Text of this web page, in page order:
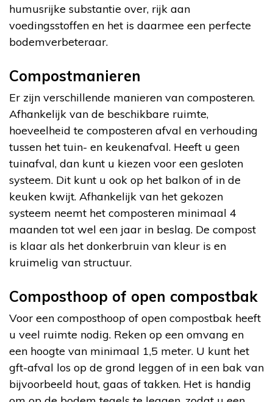
humusrijke substantie over, rijk aan
voedingsstoffen en het is daarmee een perfecte
bodemverbeteraar.
Compostmanieren
Er zijn verschillende manieren van composteren.
Afhankelijk van de beschikbare ruimte,
hoeveelheid te composteren afval en verhouding
tussen het tuin- en keukenafval. Heeft u geen
tuinafval, dan kunt u kiezen voor een gesloten
systeem. Dit kunt u ook op het balkon of in de
keuken kwijt. Afhankelijk van het gekozen
systeem neemt het composteren minimaal 4
maanden tot wel een jaar in beslag. De compost
is klaar als het donkerbruin van kleur is en
kruimelig van structuur.
Composthoop of open compostbak
Voor een composthoop of open compostbak heeft
u veel ruimte nodig. Reken op een omvang en
een hoogte van minimaal 1,5 meter. U kunt het
gft-afval los op de grond leggen of in een bak van
bijvoorbeeld hout, gaas of takken. Het is handig